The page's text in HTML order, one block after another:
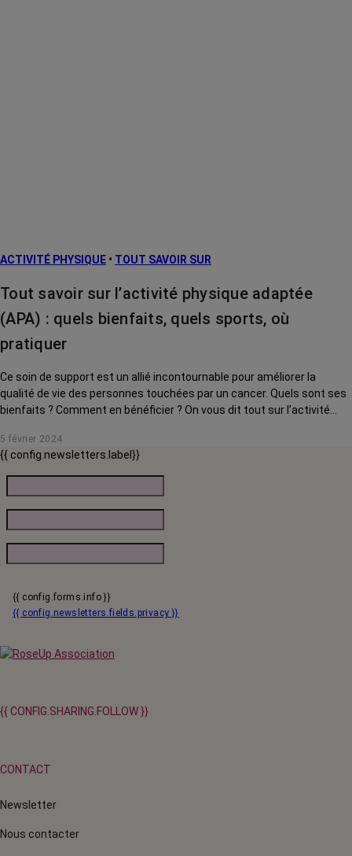
ACTIVITÉ PHYSIQUE • TOUT SAVOIR SUR
Tout savoir sur l’activité physique adaptée
(APA) : quels bienfaits, quels sports, où
pratiquer
Ce soin de support est un allié incontournable pour améliorer la
qualité de vie des personnes touchées par un cancer. Quels sont ses
bienfaits ? Comment en bénéficier ? On vous dit tout sur l’activité
5 février 2024
{{ config.newsletters.label}}
{{ config.forms.info }}
{{ config.newsletters.fields.privacy }}
{{ CONFIG.SHARING.FOLLOW }}
CONTACT
Newsletter
Nous contacter